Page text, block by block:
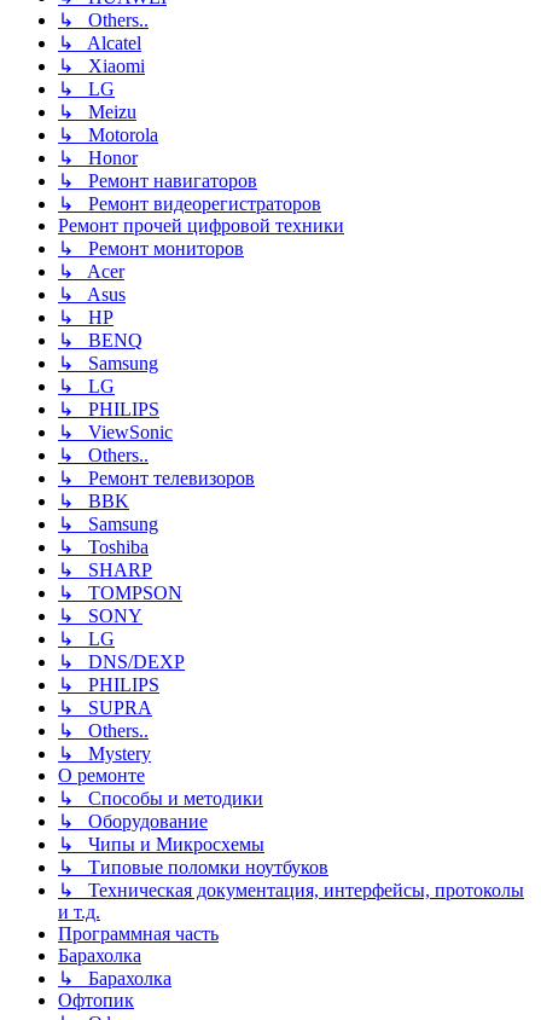
↳ Others..
↳ Alcatel
↳ Xiaomi
↳ LG
↳ Meizu
↳ Motorola
↳ Honor
↳ Ремонт навигаторов
↳ Ремонт видеорегистраторов
Ремонт прочей цифровой техники
↳ Ремонт мониторов
↳ Acer
↳ Asus
↳ HP
↳ BENQ
↳ Samsung
↳ LG
↳ PHILIPS
↳ ViewSonic
↳ Others..
↳ Ремонт телевизоров
↳ BBK
↳ Samsung
↳ Toshiba
↳ SHARP
↳ TOMPSON
↳ SONY
↳ LG
↳ DNS/DEXP
↳ PHILIPS
↳ SUPRA
↳ Others..
↳ Mystery
О ремонте
↳ Способы и методики
↳ Оборудование
↳ Чипы и Микросхемы
↳ Типовые поломки ноутбуков
↳ Техническая документация, интерфейсы, протоколы
и т.д.
Программная часть
Барахолка
↳ Барахолка
Офтопик